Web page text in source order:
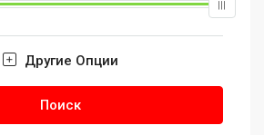
Другие Опции
Поиск